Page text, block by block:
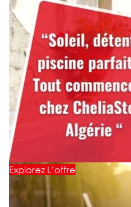
Explorez L’offre